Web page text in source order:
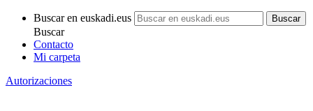
Buscar en euskadi.eus
Buscar
Contacto
Mi carpeta
Autorizaciones